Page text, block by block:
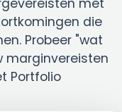
met
die
Probeer "wat
marginvereisten
Portfolio